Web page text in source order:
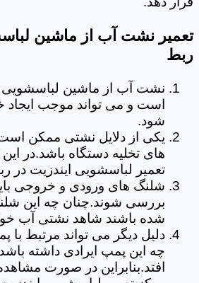
تعمیر نشت آب از ماشین
ربط
نشت آب از ماشین
است و می تواند موجب
شود.
یکی از دلایل نشتی ممکن
های تخلیه دستگاه باشد.در
تعمیر لباسشویی ایندزیت در
شلنگ های ورودی و خروجی
بررسی شوند.چنان چه این
شده باشند شاهد نشتی آب
دلیل دیگر می تواند مرتبط با
چه این پمپ ایرادی داشته
افتد.بنابراین در صورت